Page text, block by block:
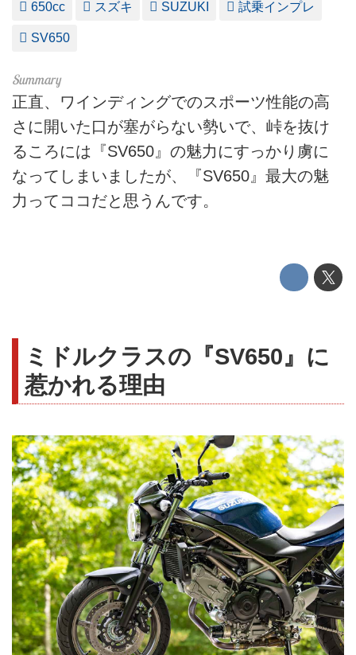
650cc スズキ SUZUKI 試乗インプレ
SV650
正直、ワインディングでのスポーツ性能の高
さに開いた口が塞がらない勢いで、峠を抜け
るころには『SV650』の魅力にすっかり虜に
なってしまいましたが、『SV650』最大の魅
力ってココだと思うんです。
ミドルクラスの『SV650』に
惹かれる理由